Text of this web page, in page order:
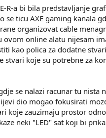
R-a bi bila predstavljanje
ticu AXE gaming kanala
organizovat cable
online alatu nijesam
kao polica za dodatne
koje su potrebne za
se nalazi racunar tu
dio mogao fokusirati
koje zauzimaju prostor
neki "LED" sat koji bi